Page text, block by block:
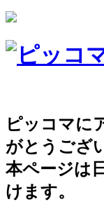
ピッコマに
がとうござ
本ページは
けます。